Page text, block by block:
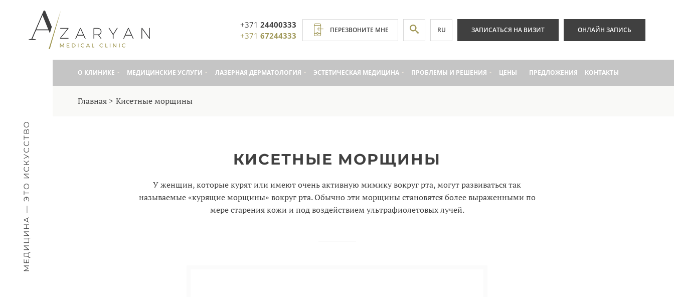
+371 24400333
+371 67244333
ПЕРЕЗВОНИТЕ МНЕ RU ЗАПИСАТЬСЯ НА ВИЗИТ ОНЛАЙН ЗАПИСЬ
О КЛИНИКE МЕДИЦИНСКИЕ УСЛУГИ ЛАЗЕРНАЯ ДЕРМАТОЛОГИЯ ЭСТЕТИЧЕСКАЯ МЕДИЦИНА ПРОБЛЕМЫ И РЕШЕНИЯ ЦЕНЫ ПРЕДЛОЖЕНИЯ КОНТАКТЫ
МЕДИЦИНА — ЭТО ИСКУССТВО
Главная Кисетные морщины
КИСЕТНЫЕ МОРЩИНЫ
У женщин, которые курят или имеют очень активную мимику вокруг рта, могут развиваться так
называемые «курящие морщины» вокруг рта. Обычно эти морщины становятся более выраженными по
мере старения кожи и под воздействием ультрафиолетовых лучей.